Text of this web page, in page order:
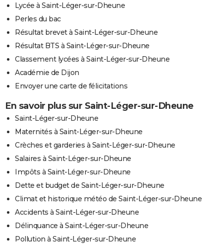
Lycée à Saint-Léger-sur-Dheune
Perles du bac
Résultat brevet à Saint-Léger-sur-Dheune
Résultat BTS à Saint-Léger-sur-Dheune
Classement lycées à Saint-Léger-sur-Dheune
Académie de Dijon
Envoyer une carte de félicitations
En savoir plus sur Saint-Léger-sur-Dheune
Saint-Léger-sur-Dheune
Maternités à Saint-Léger-sur-Dheune
Crèches et garderies à Saint-Léger-sur-Dheune
Salaires à Saint-Léger-sur-Dheune
Impôts à Saint-Léger-sur-Dheune
Dette et budget de Saint-Léger-sur-Dheune
Climat et historique météo de Saint-Léger-sur-Dheune
Accidents à Saint-Léger-sur-Dheune
Délinquance à Saint-Léger-sur-Dheune
Pollution à Saint-Léger-sur-Dheune